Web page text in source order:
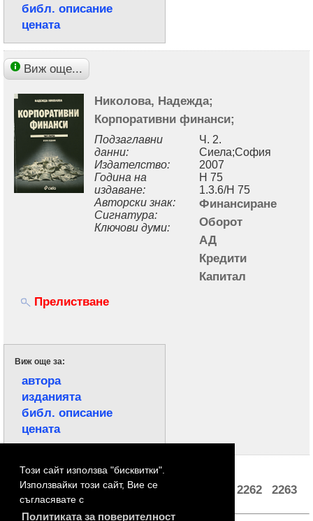
Този сайт използва "бисквитки".
Използвайки този сайт, Вие се
съгласявате с
Политиката за поверителност
библ. описание
цената
Виж още...
Николова, Надежда;
Корпоративни финанси;
Подзаглавни
данни:
Ч. 2.
Издателство:
Сиела;София
Година на
издаване:
2007
Авторски знак:
Н 75
Сигнатура:
1.3.6/Н 75
Ключови думи:
Финансиране
Оборот
АД
Кредити
Капитал
Прелистване
Виж още за:
автора
изданията
библ. описание
цената
Страници:
2 3 4 5 ... 2259 2262 2263